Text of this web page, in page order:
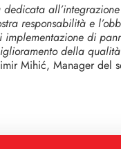
dedicata
responsabilità e
di
della
Mihić, Manager del